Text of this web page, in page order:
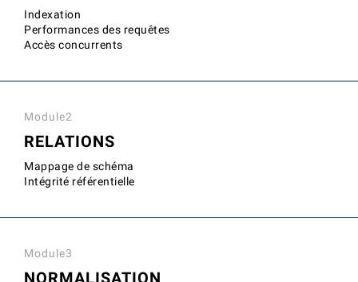
Indexation
Performances des requêtes
Accès concurrents
Module2
RELATIONS
Mappage de schéma
Intégrité référentielle
Module3
NORMALISATION